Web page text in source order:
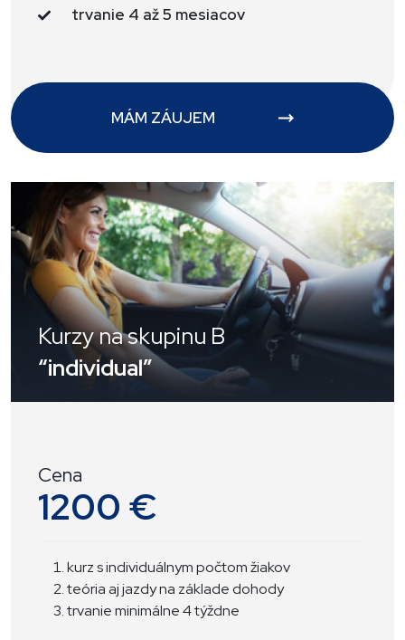
trvanie 4 až 5 mesiacov
MÁM ZÁUJEM
Kurzy na skupinu B
“individual”
Cena
1200 €
kurz s individuálnym počtom žiakov
teória aj jazdy na základe dohody
trvanie minimálne 4 týždne